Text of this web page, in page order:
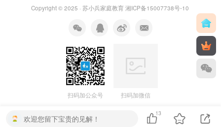
Copyright © 2025 · 苏小兵家庭教育 湘ICP备15007738号-10
扫码加公众号 扫码加微信
欢迎您留下宝贵的见解！
13